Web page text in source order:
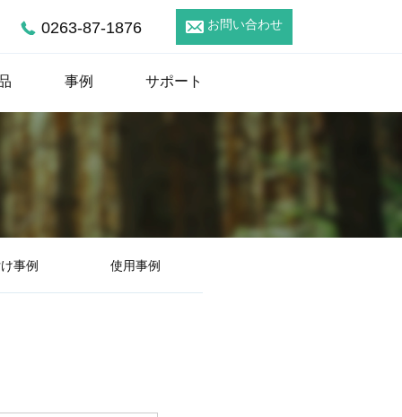
0263-87-1876 お問い合わせ
事例 サポート
事例 使用事例